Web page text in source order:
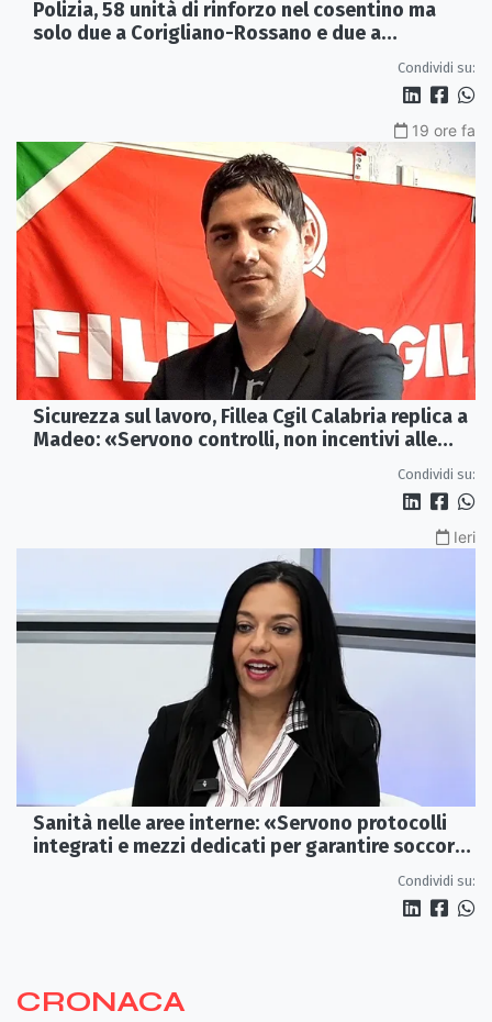
Polizia, 58 unità di rinforzo nel cosentino ma
solo due a Corigliano-Rossano e due a
Condividi su:
19 ore fa
Sicurezza sul lavoro, Fillea Cgil Calabria replica a
Madeo: «Servono controlli, non incentivi alle
Condividi su:
Ieri
Sanità nelle aree interne: «Servono protocolli
integrati e mezzi dedicati per garantire soccorsi
Condividi su:
CRONACA